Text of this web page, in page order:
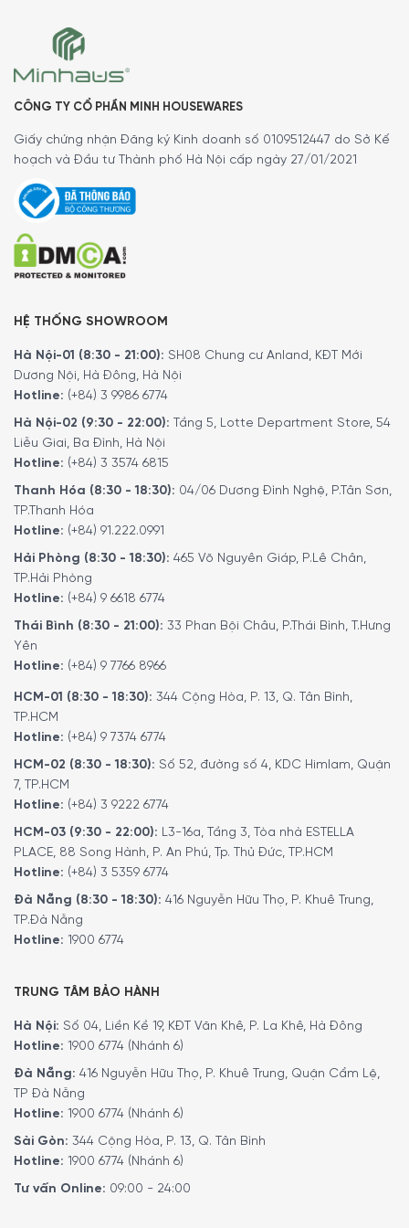
Vùng nhiệt độ 800°C
Vùng nhiệt độ 800°C mang đến một sự lựa chọn nướng
thú vị cho những tín đồ thịt nướng. Vùng nấu này được tích
hợp trong phần bàn phụ phía bên cạnh của lò nướng,
được trang bị cả đánh lửa điện tử.
Các tính năng nổi bật khác của RÖSLE
Không gian lưu trữ thoải mái cho bình gas 5kg và các phụ
Khay nhỏ giọt hứng các loại chất béo và chất lỏng nhỏ
giọt trong quá trình chế biến và có thể được tháo ra để
làm sạch tiện lợi.
CÔNG TY CỔ PHẦN MINH HOUSEWARES
Giấy chứng nhận Đăng ký Kinh doanh số 0109512447 do Sở Kế
hoạch và Đầu tư Thành phố Hà Nội cấp ngày 27/01/2021
HỆ THỐNG SHOWROOM
Hà Nội-01 (8:30 - 21:00): SH08 Chung cư Anland, KĐT Mới
Dương Nội, Hà Đông, Hà Nội
Hotline: (+84) 3 9986 6774
Hà Nội-02 (9:30 - 22:00): Tầng 5, Lotte Department Store, 54
Liễu Giai, Ba Đình, Hà Nội
Hotline: (+84) 3 3574 6815
Thanh Hóa (8:30 - 18:30): 04/06 Dương Đình Nghệ, P.Tân Sơn,
TP.Thanh Hóa
Hotline: (+84) 91.222.0991
Hải Phòng (8:30 - 18:30): 465 Võ Nguyên Giáp, P.Lê Chân,
TP.Hải Phòng
Hotline: (+84) 9 6618 6774
Thái Bình (8:30 - 21:00): 33 Phan Bội Châu, P.Thái Bình, T.Hưng
Yên
Hotline: (+84) 9 7766 8966
HCM-01 (8:30 - 18:30): 344 Cộng Hòa, P. 13, Q. Tân Bình,
TP.HCM
Hotline: (+84) 9 7374 6774
HCM-02 (8:30 - 18:30): Số 52, đường số 4, KDC Himlam, Quận
7, TP.HCM
Hotline: (+84) 3 9222 6774
HCM-03 (9:30 - 22:00): L3-16a, Tầng 3, Tòa nhà ESTELLA
PLACE, 88 Song Hành, P. An Phú, Tp. Thủ Đức, TP.HCM
Hotline: (+84) 3 5359 6774
Đà Nẵng (8:30 - 18:30): 416 Nguyễn Hữu Thọ, P. Khuê Trung,
TP.Đà Nẵng
Hotline: 1900 6774
TRUNG TÂM BẢO HÀNH
Hà Nội: Số 04, Liền Kề 19, KĐT Văn Khê, P. La Khê, Hà Đông
Hotline: 1900 6774 (Nhánh 6)
Đà Nẵng: 416 Nguyễn Hữu Thọ, P. Khuê Trung, Quận Cẩm Lệ,
TP Đà Nẵng
Hotline: 1900 6774 (Nhánh 6)
Sài Gòn: 344 Cộng Hòa, P. 13, Q. Tân Bình
Hotline: 1900 6774 (Nhánh 6)
Tư vấn Online: 09:00 - 24:00